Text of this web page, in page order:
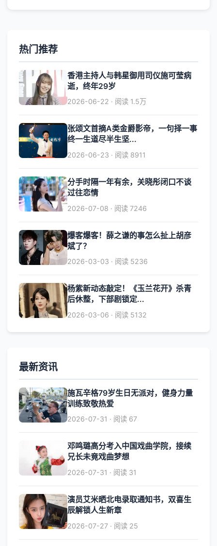
热门推荐
香港主持人与韩星御用司仪施可莹病
逝，终年29岁
2026-06-22 · 阅读 1.5万
张颂文首摘A类金爵影帝，一句择一事
终一生道尽半生坚...
2026-06-23 · 阅读 8911
分手时隔一年有余，关晓彤闭口不谈
过往恋情
2026-07-08 · 阅读 7246
爆客爆客！薛之谦的事怎么扯上胡彦
斌了？
2026-03-03 · 阅读 5236
杨紫新动态敲定！《玉兰花开》杀青
后休整，下部剧锁定...
2026-03-06 · 阅读 5132
最新资讯
施瓦辛格79岁生日无派对，健身力量
训练致敬热爱
2026-07-31 · 阅读 67
邓鸣璐高分考入中国戏曲学院，接续
兄长未竟戏曲梦想
2026-07-31 · 阅读 31
演员艾米晒北电录取通知书，双喜生
辰解锁人生新章
2026-07-27 · 阅读 25